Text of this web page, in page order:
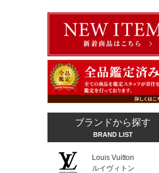
ブランドから探す
BRAND LIST
Louis Vuitton
ルイヴィトン